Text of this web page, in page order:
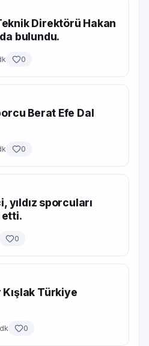
Direktörü Hakan
bulundu.
0
Berat Efe Dal
0
yıldız sporcuları
etti.
0
Türkiye
0